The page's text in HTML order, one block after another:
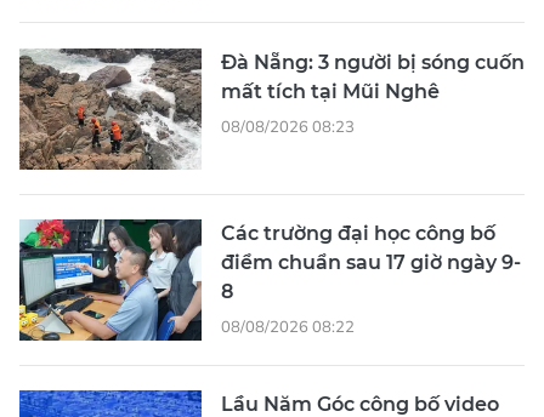
Đà Nẵng: 3 người bị sóng cuốn
mất tích tại Mũi Nghê
08/08/2026 08:23
Các trường đại học công bố
điểm chuẩn sau 17 giờ ngày 9-
8
08/08/2026 08:22
Lầu Năm Góc công bố video